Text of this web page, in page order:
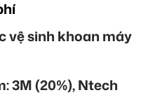
vệ sinh khoan máy
3M (20%), Ntech